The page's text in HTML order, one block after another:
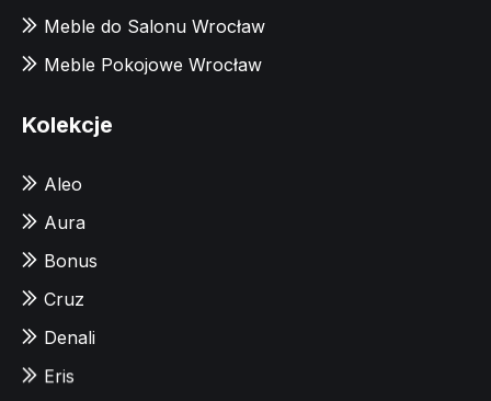
Meble do Salonu Wrocław
Meble Pokojowe Wrocław
Kolekcje
Aleo
Aura
Bonus
Cruz
Denali
Eris